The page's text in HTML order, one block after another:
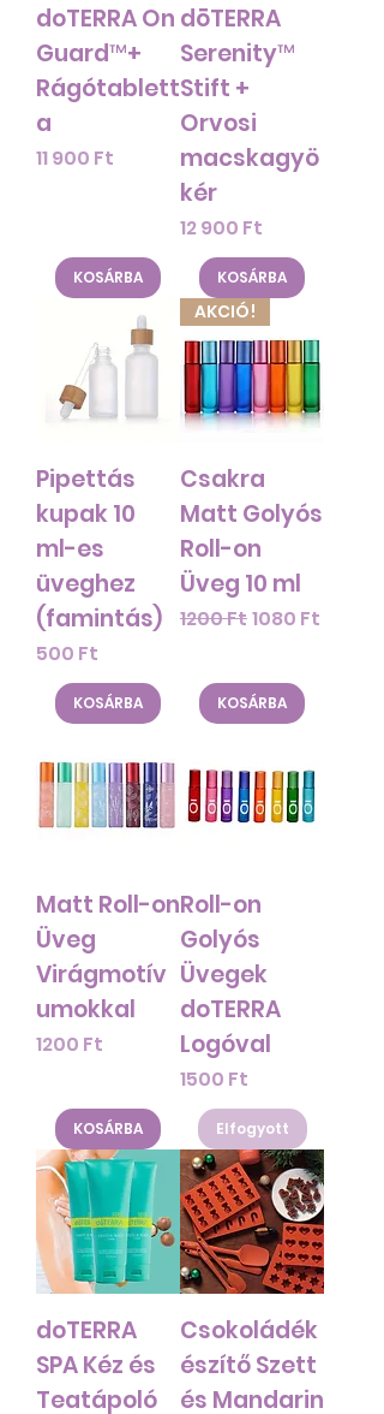
doTERRA On
Guard™+
Rágótablett
a
Ár
11 900 Ft
KOSÁRBA
dōTERRA
Serenity™
Stift +
Orvosi
macskagyö
kér
Ár
12 900 Ft
KOSÁRBA
Pipettás
kupak 10
ml-es
üveghez
(famintás)
Ár
500 Ft
KOSÁRBA
AKCIÓ!
Csakra
Matt Golyós
Roll-on
Üveg 10 ml
Szokásos ár
1200 FtAkciós ár
1080 Ft
KOSÁRBA
Matt Roll-on
Üveg
Virágmotív
umokkal
Ár
1200 Ft
KOSÁRBA
Roll-on
Golyós
Üvegek
doTERRA
Logóval
Ár
1500 Ft
Elfogyott
doTERRA
SPA Kéz és
Teatápoló
Csokoládék
észítő Szett
és Mandarin